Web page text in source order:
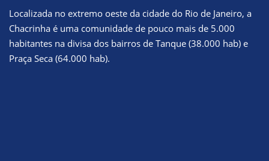
Localizada no extremo oeste da cidade do Rio de Janeiro, a
Chacrinha é uma comunidade de pouco mais de 5.000
habitantes na divisa dos bairros de Tanque (38.000 hab) e
Praça Seca (64.000 hab).